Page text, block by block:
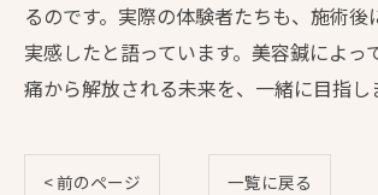
るのです。実際の体験者たちも、施術後
実感したと語っています。美容鍼によっ
痛から解放される未来を、一緒に目指し
< 前のページ 一覧に戻る